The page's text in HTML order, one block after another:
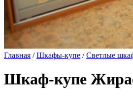
Главная /Шкафы-купе /Светлые
Шкаф-купе